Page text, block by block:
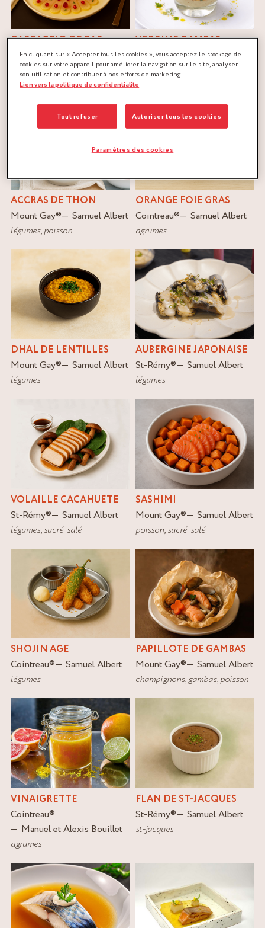
CARPACCIO DE BAR
COSMOPOLITAN
Cointreau®
Samuel Albert
poisson
VERRINE GAMBAS
Cointreau®
Christian Segui
gambas,légumes
ACCRAS DE THON
Mount Gay®
Samuel Albert
légumes,poisson
ORANGE FOIE GRAS
Cointreau®
Samuel Albert
agrumes
DHAL DE LENTILLES
Mount Gay®
Samuel Albert
légumes
AUBERGINE JAPONAISE
St-Rémy®
Samuel Albert
légumes
VOLAILLE CACAHUETE
St-Rémy®
Samuel Albert
légumes,sucré-salé
SASHIMI
Mount Gay®
Samuel Albert
poisson,sucré-salé
SHOJIN AGE
Cointreau®
Samuel Albert
légumes
PAPILLOTE DE GAMBAS
Mount Gay®
Samuel Albert
champignons,gambas,poisson
VINAIGRETTE
Cointreau®
Manuel et Alexis Bouillet
agrumes
FLAN DE ST-JACQUES
St-Rémy®
Samuel Albert
st-jacques
En cliquant sur « Accepter tous les cookies », vous acceptez le stockage de
cookies sur votre appareil pour améliorer la navigation sur le site, analyser
son utilisation et contribuer à nos efforts de marketing.
Lien vers la politique de confidentialite
Tout refuser Autoriser tous les cookies
Paramètres des cookies